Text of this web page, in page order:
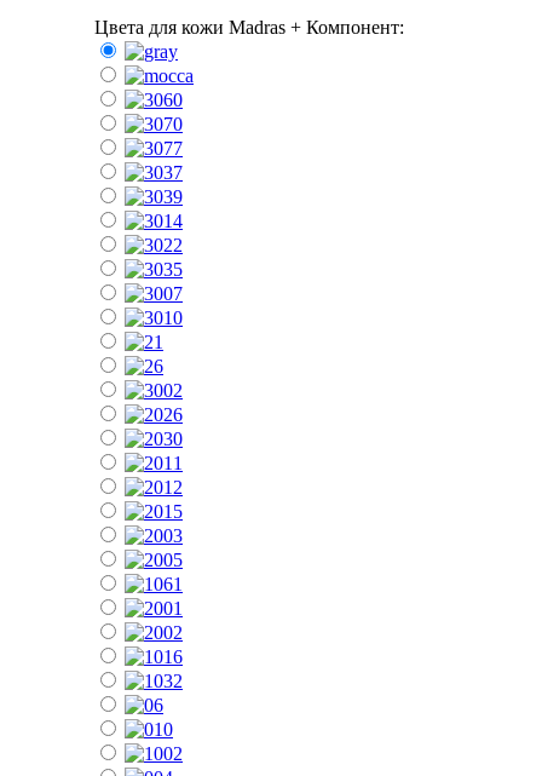
Цвета для кожи Madras + Компонент: